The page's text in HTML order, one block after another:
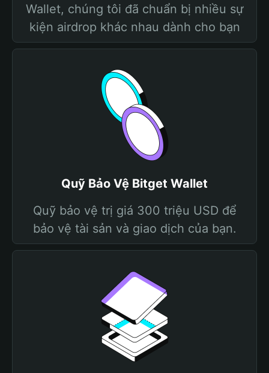
Wallet, chúng tôi đã chuẩn bị nhiều sự
kiện airdrop khác nhau dành cho bạn
Quỹ Bảo Vệ Bitget Wallet
Quỹ bảo vệ trị giá 300 triệu USD để
bảo vệ tài sản và giao dịch của bạn.